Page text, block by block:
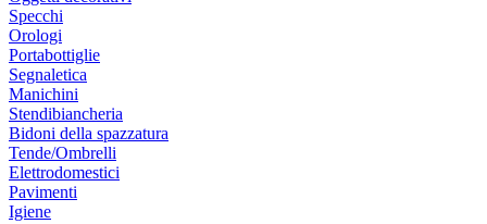
Specchi
Orologi
Portabottiglie
Segnaletica
Manichini
Stendibiancheria
Bidoni della spazzatura
Tende/Ombrelli
Elettrodomestici
Pavimenti
Igiene